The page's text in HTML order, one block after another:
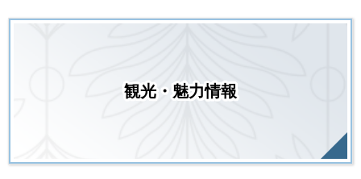
観光・魅力情報